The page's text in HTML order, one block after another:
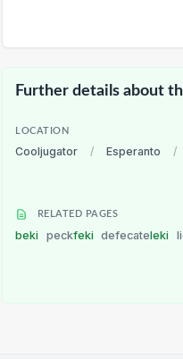
Further details about
LOCATION
Cooljugator / Esperanto /
RELATED PAGES
beki peckfeki defecateleki